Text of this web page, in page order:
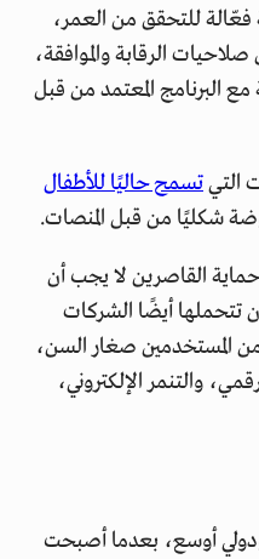
فعّالة للتحقق من العمر،
الرقابة والموافقة،
البرنامج المعتمد من قبل
التيتسمح حاليًا للأطفال
شكليًا من قبل المنصات.
القاصرين لا يجب أن
تتحملها أيضًا الشركات
المستخدمين صغار السن،
والتنمر الإلكتروني،
أوسع، بعدما أصبحت